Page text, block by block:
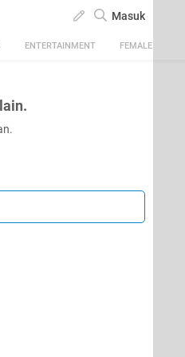
Masuk
ENTERTAINMENT FEMALE